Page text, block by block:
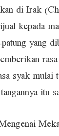
di Irak
kepada
yang
syak
itu